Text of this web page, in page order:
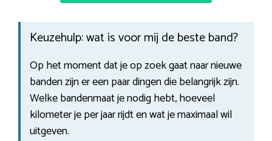
Keuzehulp: wat is voor mij de beste band?
Op het moment dat je op zoek gaat naar nieuwe
banden zijn er een paar dingen die belangrijk zijn.
Welke bandenmaat je nodig hebt, hoeveel
kilometer je per jaar rijdt en wat je maximaal wil
uitgeven.